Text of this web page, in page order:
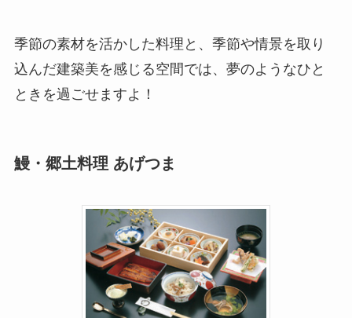
季節の素材を活かした料理と、季節や情景を取り
込んだ建築美を感じる空間では、夢のようなひと
ときを過ごせますよ！
鰻・郷土料理 あげつま